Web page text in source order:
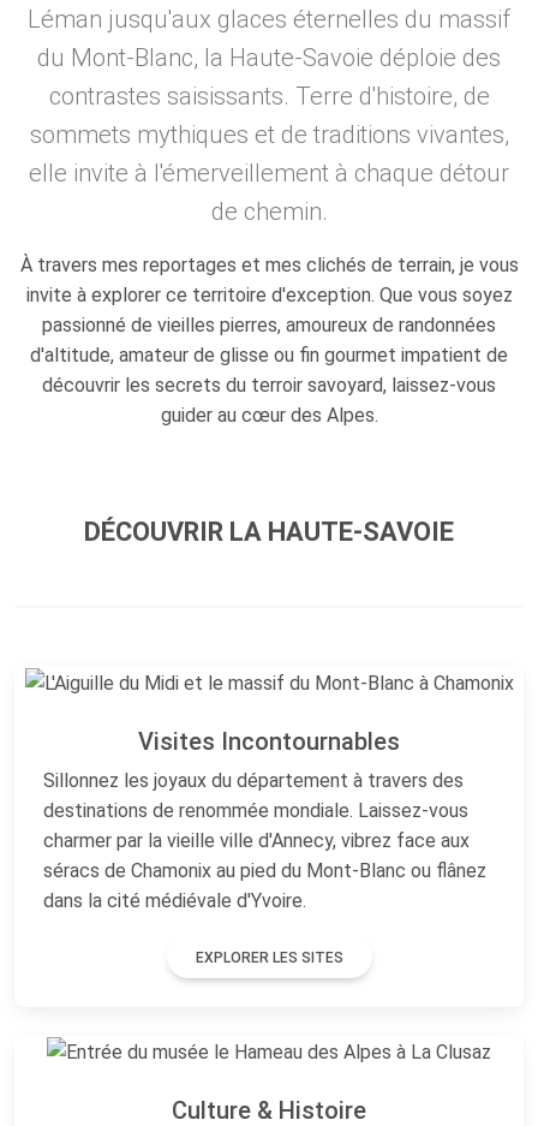
Léman jusqu'aux glaces éternelles du massif
du Mont-Blanc, la Haute-Savoie déploie des
contrastes saisissants. Terre d'histoire, de
sommets mythiques et de traditions vivantes,
elle invite à l'émerveillement à chaque détour
de chemin.
À travers mes reportages et mes clichés de terrain, je vous
invite à explorer ce territoire d'exception. Que vous soyez
passionné de vieilles pierres, amoureux de randonnées
d'altitude, amateur de glisse ou fin gourmet impatient de
découvrir les secrets du terroir savoyard, laissez-vous
guider au cœur des Alpes.
DÉCOUVRIR LA HAUTE-SAVOIE
Visites Incontournables
Sillonnez les joyaux du département à travers des
destinations de renommée mondiale. Laissez-vous
charmer par la vieille ville d'Annecy, vibrez face aux
séracs de Chamonix au pied du Mont-Blanc ou flânez
dans la cité médiévale d'Yvoire.
EXPLORER LES SITES
Culture & Histoire